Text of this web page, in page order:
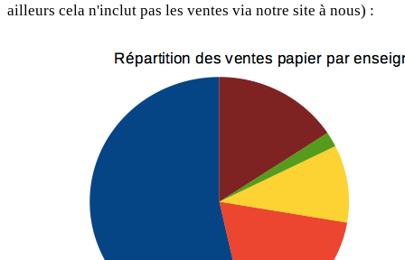
ailleurs cela n'inclut pas les ventes via notre site à nous) :